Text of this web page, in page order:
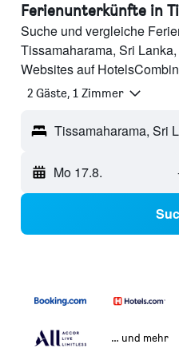
Ferienunterkünfte in
Suche und vergleiche
Tissamaharama, Sri
Websites auf
2 Gäste, 1 Zimmer
Tissamaharama, Sri
Mo 17.8.
… und mehr